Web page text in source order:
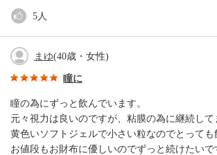
5人
まゆ(40歳・女性)
瞳に
瞳の為にずっと飲んでいます。
元々視力は良いのですが、粘膜の為に継続して
黄色いソフトジェルで小さい粒なのでとっても
お値段もお財布に優しいのでずっと続けたいで